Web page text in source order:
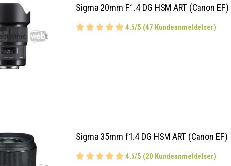
Sigma 20mm F1.4 DG HSM ART (Canon EF)
4.6/5 (47 Kundeanmeldelser)
Sigma 35mm f1.4 DG HSM ART (Canon EF)
4.6/5 (20 Kundeanmeldelser)